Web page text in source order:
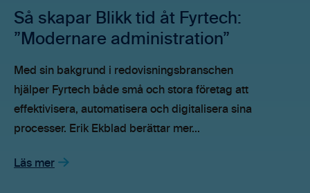
Så skapar Blikk tid åt Fyrtech:
”Modernare administration”
Med sin bakgrund i redovisningsbranschen
hjälper Fyrtech både små och stora företag att
effektivisera, automatisera och digitalisera sina
processer. Erik Ekblad berättar mer...
Läs mer